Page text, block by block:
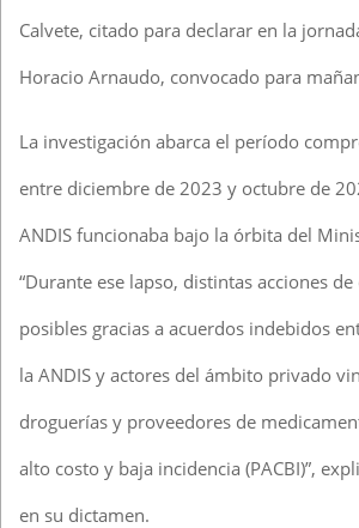
Calvete, citado para declarar en la
Horacio Arnaudo, convocado para
La investigación abarca el período
entre diciembre de 2023 y octubre de
ANDIS funcionaba bajo la órbita del
“Durante ese lapso, distintas acciones
posibles gracias a acuerdos indebidos
la ANDIS y actores del ámbito privado
droguerías y proveedores de
alto costo y baja incidencia (PACBI)”,
en su dictamen.